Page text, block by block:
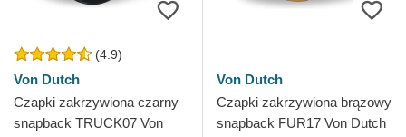
(4.9)
Von Dutch
Czapki zakrzywiona czarny
snapback TRUCK07 Von
Von Dutch
Czapki zakrzywiona brązowy
snapback FUR17 Von Dutch